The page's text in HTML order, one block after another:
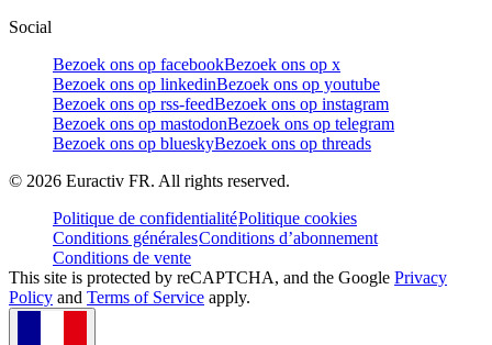
Social
Bezoek ons op facebookBezoek ons op x
Bezoek ons op linkedinBezoek ons op youtube
Bezoek ons op rss-feedBezoek ons op instagram
Bezoek ons op mastodonBezoek ons op telegram
Bezoek ons op blueskyBezoek ons op threads
© 2026 Euractiv FR. All rights reserved.
Politique de confidentialitéPolitique cookies
Conditions généralesConditions d’abonnement
Conditions de vente
This site is protected by reCAPTCHA, and the Google Privacy
Policy and Terms of Service apply.